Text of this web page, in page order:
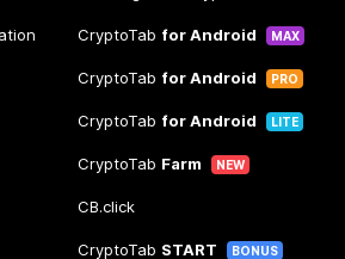
CryptoTab for Android MAX
CryptoTab for Android PRO
CryptoTab for Android LITE
CryptoTab Farm NEW
CB.click
CryptoTab START BONUS